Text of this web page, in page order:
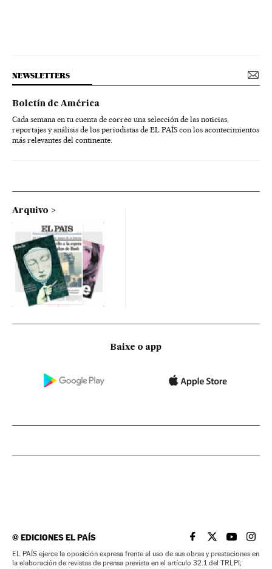
NEWSLETTERS
Boletín de América
Cada semana en tu cuenta de correo una selección de las noticias,
reportajes y análisis de los periodistas de EL PAÍS con los acontecimientos
más relevantes del continente.
Arquivo
Baixe o app
©EDICIONES EL PAÍS EL PAÍS BRASIL EN
EL PAÍSEL PAÍS
EL
EL PAÍS ejerce la oposición expresa frente al uso de sus obras y prestaciones en
la elaboración de revistas de prensa prevista en el artículo 32.1 del TRLPI;